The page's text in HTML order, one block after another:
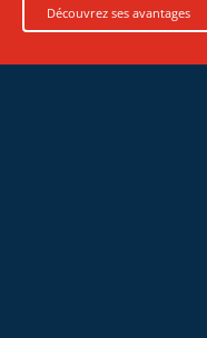
Découvrez ses avantages